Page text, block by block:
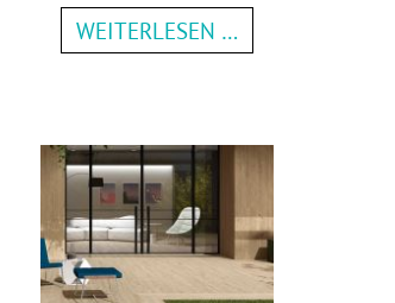
WEITERLESEN …